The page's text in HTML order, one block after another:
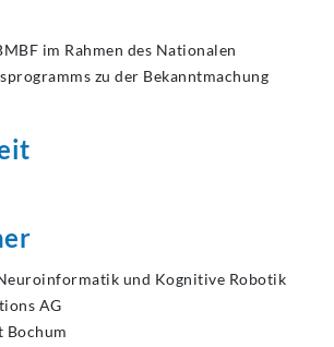
im Rahmen des Nationalen
zu der Bekanntmachung
und Kognitive Robotik
AG
Bochum